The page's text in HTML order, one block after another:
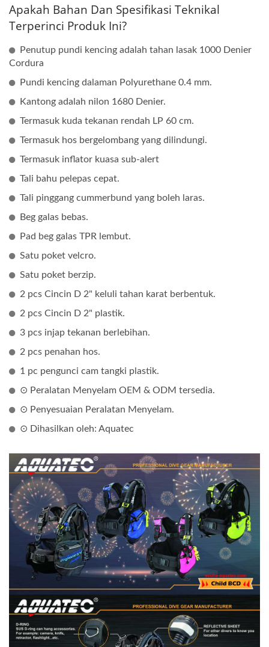
Apakah Bahan Dan Spesifikasi Teknikal
Terperinci Produk Ini?
Penutup pundi kencing adalah tahan lasak 1000 Denier
Cordura
Pundi kencing dalaman Polyurethane 0.4 mm.
Kantong adalah nilon 1680 Denier.
Termasuk kuda tekanan rendah LP 60 cm.
Termasuk hos bergelombang yang dilindungi.
Termasuk inflator kuasa sub-alert
Tali bahu pelepas cepat.
Tali pinggang cummerbund yang boleh laras.
Beg galas bebas.
Pad beg galas TPR lembut.
Satu poket velcro.
Satu poket berzip.
2 pcs Cincin D 2" keluli tahan karat berbentuk.
2 pcs Cincin D 2" plastik.
3 pcs injap tekanan berlebihan.
2 pcs penahan hos.
1 pc pengunci cam tangki plastik.
⊙ Peralatan Menyelam OEM & ODM tersedia.
⊙ Penyesuaian Peralatan Menyelam.
⊙ Dihasilkan oleh: Aquatec